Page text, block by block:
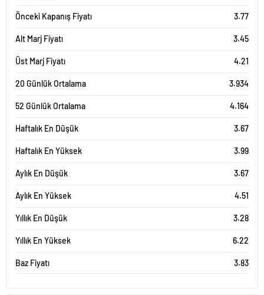
Önceki Kapanış Fiyatı 3.77
Alt Marj Fiyatı 3.45
Üst Marj Fiyatı 4.21
20 Günlük Ortalama 3.934
52 Günlük Ortalama 4.164
Haftalık En Düşük 3.67
Haftalık En Yüksek 3.99
Aylık En Düşük 3.67
Aylık En Yüksek 4.51
Yıllık En Düşük 3.28
Yıllık En Yüksek 6.22
Baz Fiyatı 3.83